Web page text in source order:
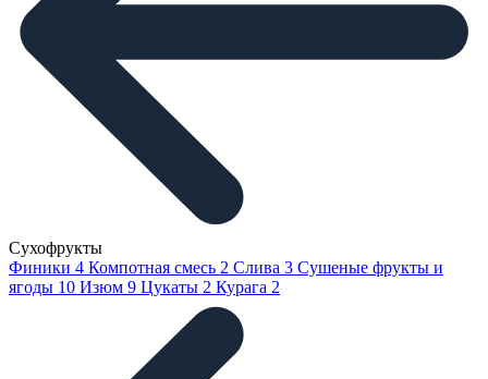
Сухофрукты
Финики 4 Компотная смесь 2 Слива 3 Сушеные фрукты и
ягоды 10 Изюм 9 Цукаты 2 Курага 2